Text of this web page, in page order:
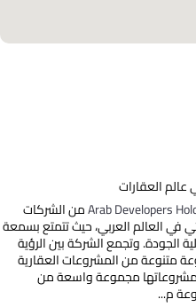
عالم العقارات
Arab Developersمن الشركات
في العالم العربي، حيث تتمتع بسمعة
الجودة. وتجمع الشركة بين الرؤية
متنوعة من المشروعات العقارية
مشروعاتها مجموعة واسعة من
م...